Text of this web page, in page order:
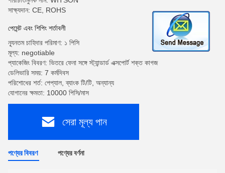
সাক্ষ্যদান: CE, ROHS
পেমেন্ট এবং শিপিং শর্তাবলী
ন্যূনতম চাহিদার পরিমাণ: ১ পিসি
মূল্য: negotiable
প্যাকেজিং বিবরণ: ভিতরে ফেনা সঙ্গে স্ট্যান্ডার্ড এক্সপোর্ট শক্ত কাগজ
ডেলিভারি সময়: 7 কর্মদিবস
পরিশোধের শর্ত: পেপ্যাল, ব্যাংক টি/টি, অন্যান্য
যোগানের ক্ষমতা: 10000 পিসি/মাস
সেরা মূল্য পান
পণ্যের বিবরণ পণ্যের বর্ণনা